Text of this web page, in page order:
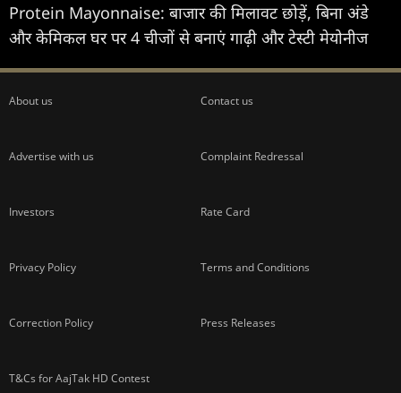
Protein Mayonnaise: बाजार की मिलावट छोड़ें, बिना अंडे
और केमिकल घर पर 4 चीजों से बनाएं गाढ़ी और टेस्टी मेयोनीज
About us Contact us
Advertise with us Complaint Redressal
Investors Rate Card
Privacy Policy Terms and Conditions
Correction Policy Press Releases
T&Cs for AajTak HD Contest